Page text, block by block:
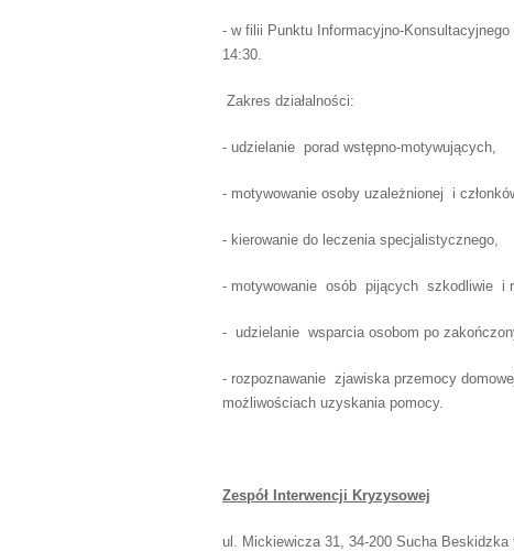
- w filii Punktu Informacyjno-
14:30.
Zakres działalności:
- udzielanie porad wstępno-motywujących,
- motywowanie osoby uzależnionej i
- kierowanie do leczenia specjalistycznego,
- motywowanie osób pijących szkodliwie i
- udzielanie wsparcia osobom po
- rozpoznawanie zjawiska przemocy
możliwościach uzyskania pomocy.
Zespół Interwencji Kryzysowej
ul. Mickiewicza 31, 34-200 Sucha Beskidzka